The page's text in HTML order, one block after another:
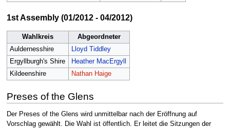
1st Assembly (01/2012 - 04/2012)
Wahlkreis
Abgeordneter
Auldernesshire
Lloyd Tiddley
Ergyllburgh's Shire
Heather MacErgyll
Kildeenshire
Nathan Haige
Preses of the Glens
Der Preses of the Glens wird unmittelbar nach der Eröffnung auf
Vorschlag gewählt. Die Wahl ist öffentlich. Er leitet die Sitzungen der